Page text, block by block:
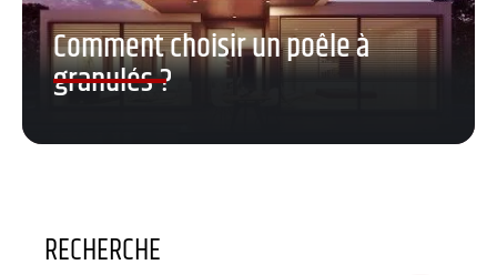
Comment choisir un poêle à
granulés ?
RECHERCHE